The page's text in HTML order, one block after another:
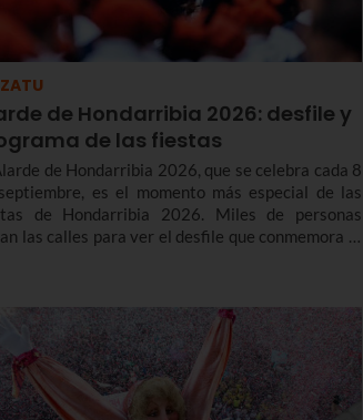
de Hondarribia 2026: desfile y
de las fiestas
de Hondarribia 2026, que se celebra cada 8
es el momento más especial de las
de Hondarribia 2026. Miles de personas
las calles para ver el desfile que conmemora la
para agradecerle su ayuda en la victoria.
contamos más sobre el origen y el desfile del
de Hondarribia 2026 y el programa de fiestas
Hondarribia 2026. Toma nota porque las fiestas
del 4 al 10 de septiembre.